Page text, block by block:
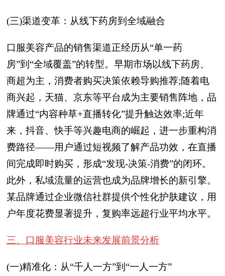
(三)渠道变革：从线下药房到全域融合
口服美容产品的销售渠道正经历从“单一药
房”到“全域覆盖”的转型。早期市场以线下药房、
商超为主，消费者购买决策依赖导购推荐;随着电
商兴起，天猫、京东等平台成为主要销售阵地，品
牌通过“内容种草+直播转化”提升触达效率;近年
来，抖音、快手等兴趣电商的崛起，进一步重构消
费路径——用户通过短视频了解产品功效，在直播
间完成即时购买，形成“发现-决策-消费”的闭环。
此外，私域流量的运营也成为品牌增长的新引擎。
某品牌通过企业微信社群提供个性化护肤建议，用
户年度花费显著提升，复购率远超行业平均水平。
三、口服美容行业未来发展前景分析
(一)精准化：从“千人一方”到“一人一方”